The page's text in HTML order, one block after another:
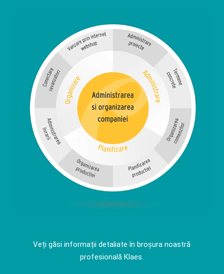
Veți găsi informații detaliate în broșura noastră
profesională Klaes.